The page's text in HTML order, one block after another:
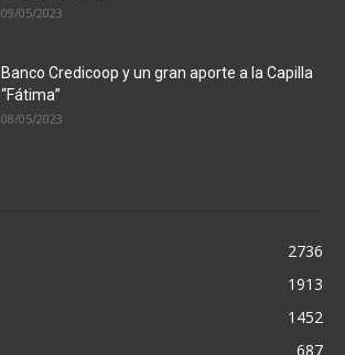
09/05/2023
Banco Credicoop y un gran aporte a la Capilla
“Fátima”
08/05/2023
2736
1913
1452
687